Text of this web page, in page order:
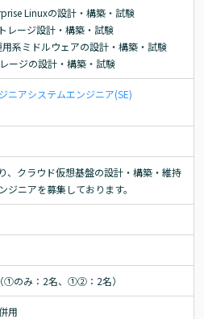
Linuxの設計・構築・試験
レージ設計・構築・試験
系ミドルウェアの設計・構築・試験
ージの設計・構築・試験
ニアシステムエンジニア(SE)
、クラウド仮想基盤の設計・構築・維持
ジニアを募集しております。
①のみ：2名、①②：2名）
用